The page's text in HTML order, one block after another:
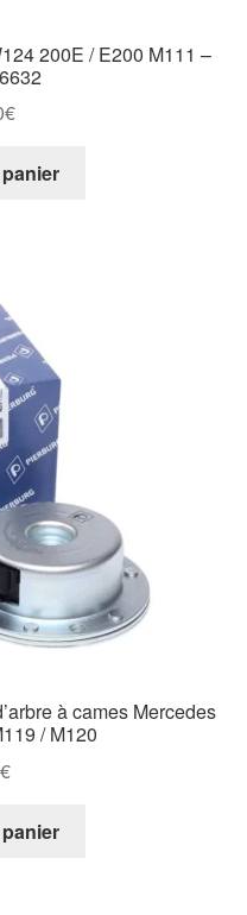
200E / E200 M111 –
€
à cames Mercedes
/ M120
€